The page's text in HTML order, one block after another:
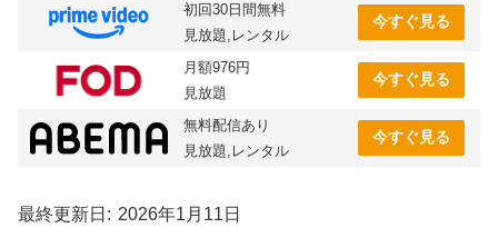
初回30日間無料
見放題,レンタル
今すぐ見る
月額976円
見放題
今すぐ見る
無料配信あり
見放題,レンタル
今すぐ見る
最終更新日 2026年1月11日